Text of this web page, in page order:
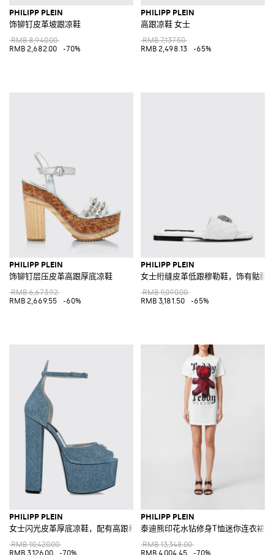
PHILIPP PLEIN
饰铆钉皮革坡跟凉鞋
RMB 8,940.00
RMB 2,682.00
-70%
PHILIPP PLEIN
高跟凉鞋 女士
RMB 7,137.50
RMB 2,498.13
-65%
PHILIPP PLEIN
饰铆钉层压皮革高跟厚底凉鞋
RMB 6,673.92
RMB 2,669.55
-60%
PHILIPP PLEIN
女士绗缝皮革低跟穆勒鞋，饰有骷髅
RMB 9,090.00
RMB 3,181.50
-65%
PHILIPP PLEIN
女士闪光皮革厚底凉鞋，配有高跟和骷髅头装饰
RMB 10,420.00
RMB 3,126.00
-70%
PHILIPP PLEIN
泰迪熊印花水钻修身T恤迷你连衣裙
RMB 13,348.00
RMB 4,004.45
-70%